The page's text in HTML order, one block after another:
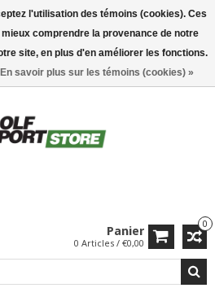
0
Panier
0 Articles / €0,00
l'utilisation des témoins (cookies). Ces
comprendre la provenance de notre
site, en plus d'en améliorer les fonctions.
En savoir plus sur les témoins (cookies) »